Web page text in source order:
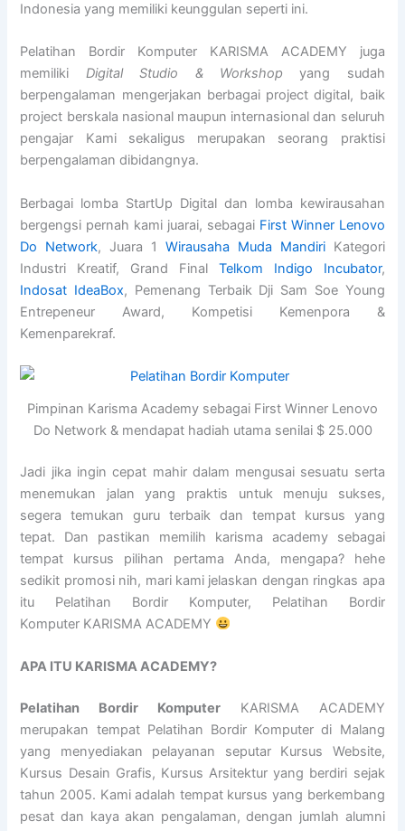
Indonesia yang memiliki keunggulan seperti ini.
Pelatihan Bordir Komputer KARISMA ACADEMY juga
memiliki Digital Studio & Workshop yang sudah
berpengalaman mengerjakan berbagai project digital, baik
project berskala nasional maupun internasional dan seluruh
pengajar Kami sekaligus merupakan seorang praktisi
berpengalaman dibidangnya.
Berbagai lomba StartUp Digital dan lomba kewirausahan
bergengsi pernah kami juarai, sebagai First Winner Lenovo
Do Network, Juara 1 Wirausaha Muda MandiriKategori
Industri Kreatif, Grand Final Telkom Indigo Incubator,
Indosat IdeaBox, Pemenang Terbaik Dji Sam Soe Young
Entrepeneur Award, Kompetisi Kemenpora &
Kemenparekraf.
Pimpinan Karisma Academy sebagai First Winner Lenovo
Do Network & mendapat hadiah utama senilai $ 25.000
Jadi jika ingin cepat mahir dalam mengusai sesuatu serta
menemukan jalan yang praktis untuk menuju sukses,
segera temukan guru terbaik dan tempat kursus yang
tepat. Dan pastikan memilih karisma academy sebagai
tempat kursus pilihan pertama Anda, mengapa? hehe
sedikit promosi nih, mari kami jelaskan dengan ringkas apa
itu Pelatihan Bordir Komputer, Pelatihan Bordir
Komputer KARISMA ACADEMY
APA ITU KARISMA ACADEMY?
Pelatihan Bordir Komputer KARISMA ACADEMY
merupakan tempat Pelatihan Bordir Komputer di Malang
yang menyediakan pelayanan seputar Kursus Website,
Kursus Desain Grafis, Kursus Arsitektur yang berdiri sejak
tahun 2005. Kami adalah tempat kursus yang berkembang
pesat dan kaya akan pengalaman, dengan jumlah alumni